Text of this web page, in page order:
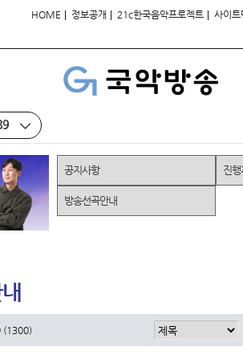
HOME | 정보공개 | 21c한국음악프로젝트 | 사이트
(1300)
공지사항 진
방송선곡안내